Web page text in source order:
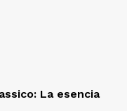
La esencia